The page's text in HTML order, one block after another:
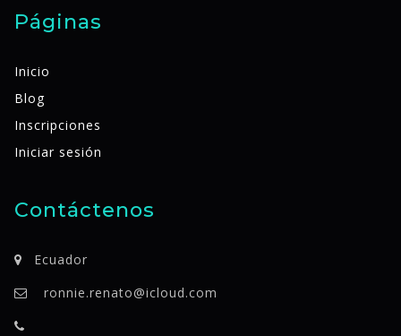
Páginas
Inicio
Blog
Inscripciones
Iniciar sesión
Contáctenos
Ecuador
ronnie.renato@icloud.com